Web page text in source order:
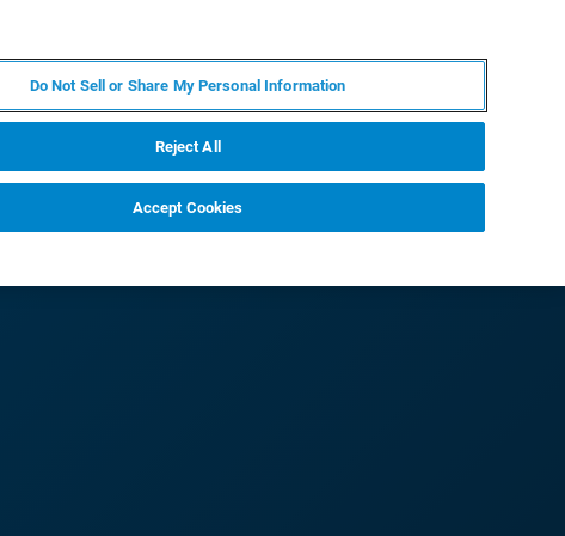
Do Not Sell or Share My Personal Information
Reject All
Accept Cookies